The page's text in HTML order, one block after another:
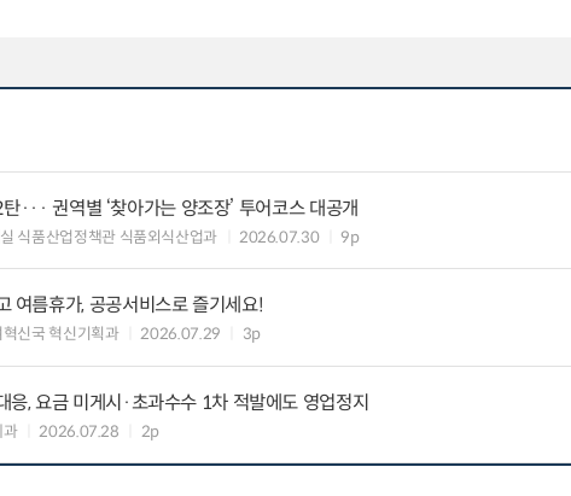
··· 권역별 ‘찾아가는 양조장’ 투어코스 대공개
식품산업정책관 식품외식산업과 2026.07.30 9p
여름휴가, 공공서비스로 즐기세요!
신국 혁신기획과 2026.07.29 3p
응, 요금 미게시·초과수수 1차 적발에도 영업정지
과 2026.07.28 2p